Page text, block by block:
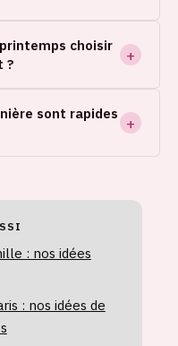
choisir
?
sont rapides
: nos idées
: nos idées de